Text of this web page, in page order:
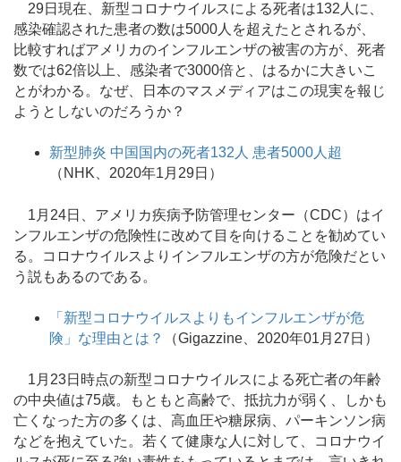
29日現在、新型コロナウイルスによる死者は132人に、
感染確認された患者の数は5000人を超えたとされるが、
比較すればアメリカのインフルエンザの被害の方が、死者
数では62倍以上、感染者で3000倍と、はるかに大きいこ
とがわかる。なぜ、日本のマスメディアはこの現実を報じ
ようとしないのだろうか？
新型肺炎 中国国内の死者132人 患者5000人超
（NHK、2020年1月29日）
1月24日、アメリカ疾病予防管理センター（CDC）はイ
ンフルエンザの危険性に改めて目を向けることを勧めてい
る。コロナウイルスよりインフルエンザの方が危険だとい
う説もあるのである。
「新型コロナウイルスよりもインフルエンザが危
険」な理由とは？
（Gigazzine、2020年01月27日）
1月23日時点の新型コロナウイルスによる死亡者の年齢
の中央値は75歳。もともと高齢で、抵抗力が弱く、しかも
亡くなった方の多くは、高血圧や糖尿病、パーキンソン病
などを抱えていた。若くて健康な人に対して、コロナウイ